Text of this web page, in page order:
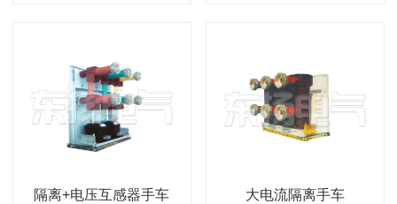
隔离+电压互感器手车 大电流隔离手车